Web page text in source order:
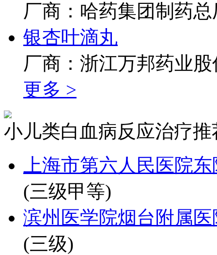
厂商：哈药集团制药总
银杏叶滴丸
厂商：浙江万邦药业
更多 >
小儿类白血病反应治疗推
上海市第六人民医院
(三级甲等)
滨州医学院烟台附属医
(三级)